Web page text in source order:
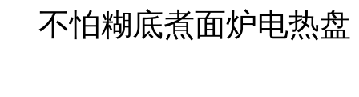
不怕糊底煮面炉电热盘